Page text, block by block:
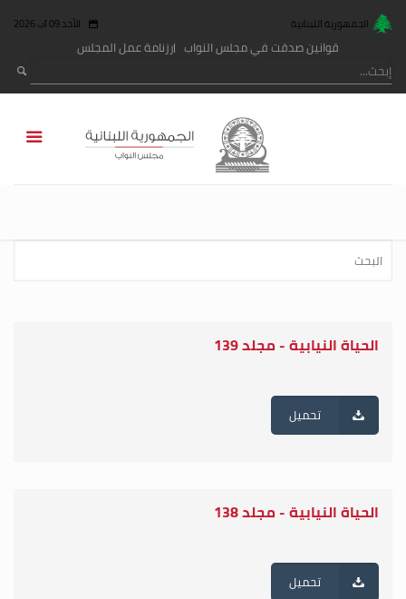
الجمهورية اللبنانية الأحد 09 آب 2026
قوانين صدقت في مجلس النواب رزنامة عمل المجلس
الحياة النيابية - مجلد 139
تحميل
الحياة النيابية - مجلد 138
تحميل